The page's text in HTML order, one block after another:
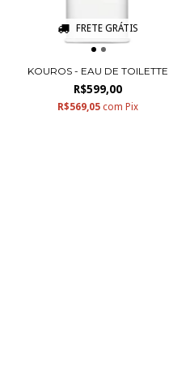
FRETE GRÁTIS
KOUROS - EAU DE TOILETTE
R$599,00
R$569,05 com Pix